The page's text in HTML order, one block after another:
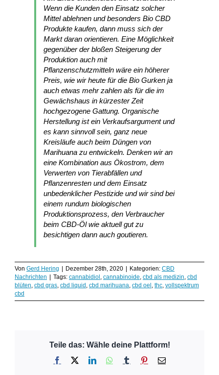
Wenn die Kunden den Einsatz solcher
Mittel ablehnen und besonders Bio CBD
Produkte kaufen, dann muss sich der
Markt daran orientieren. Eine Möglichkeit
gegenüber der bloßen Steigerung der
Produktion auch mit
Pflanzenschutzmitteln wäre ein höherer
Preis, wie wir heute für die Bio Gurken ja
auch etwas mehr zahlen als für die im
Gewächshaus in kürzester Zeit
hochgezogene Gattung. Organische
Herstellung ist ein Verkaufsargument und
es kann sinnvoll sein, ganz neue
Kreisläufe auch beim Düngen von
Marihuana zu entwickeln. Denken wir an
eine Kombination aus Ökostrom, dem
Verwerten von Tierabfällen und
Pflanzenresten und dem Einsatz
unbedenklicher Pestizide und wir sind bei
einem rundum biologischen
Produktionsprozess, den Verbraucher
beim CBD-Öl wie aktuell gut zu
besichtigen dann auch goutieren.
Von Gerd Hering | Dezember 28th, 2020 | Kategorien: CBD
Nachrichten | Tags: cannabidiol, cannabinoide, cbd als medizin, cbd
blüten, cbd gras, cbd liquid, cbd marihuana, cbd oel, thc, vollspektrum
cbd
Teile das: Wähle deine Plattform!
Facebook LinkedInWhatsApp
Tumblr Pinterest
E-